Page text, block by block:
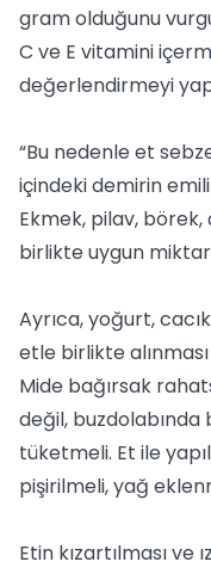
gram olduğunu
C ve E vitamini
değerlendirmeyi
“Bu nedenle et
içindeki demirin
Ekmek, pilav,
birlikte uygun
Ayrıca, yoğurt,
etle birlikte
Mide bağırsak
değil,
tüketmeli. Et ile
pişirilmeli, yağ
Etin kızartılması